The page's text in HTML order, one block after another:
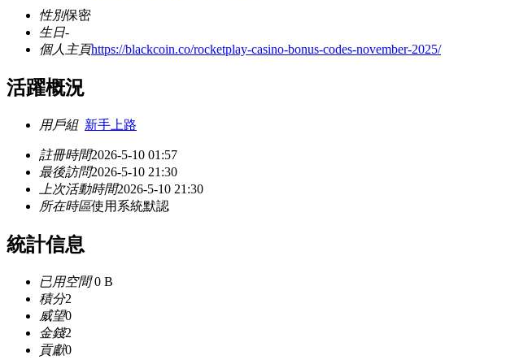
性別保密
生日-
個人主頁https://blackcoin.co/rocketplay-casino-bonus-codes-november-2025/
活躍概況
用戶組 新手上路
註冊時間2026-5-10 01:57
最後訪問2026-5-10 21:30
上次活動時間2026-5-10 21:30
所在時區使用系統默認
統計信息
已用空間0 B
積分2
威望0
金錢2
貢獻0